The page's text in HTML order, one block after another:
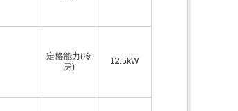
定格能力(冷
房)
12.5kW